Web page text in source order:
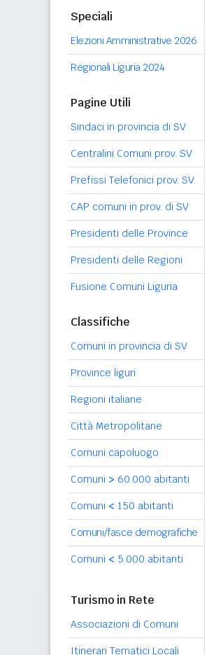
Speciali
Elezioni Amministrative 2026
Regionali Liguria 2024
Pagine Utili
Sindaci in provincia di SV
Centralini Comuni prov. SV
Prefissi Telefonici prov. SV
CAP comuni in prov. di SV
Presidenti delle Province
Presidenti delle Regioni
Fusione Comuni Liguria
Classifiche
Comuni in provincia di SV
Province liguri
Regioni italiane
Città Metropolitane
Comuni capoluogo
Comuni > 60.000 abitanti
Comuni < 150 abitanti
Comuni/fasce demografiche
Comuni < 5.000 abitanti
Turismo in Rete
Associazioni di Comuni
Itinerari Tematici Locali